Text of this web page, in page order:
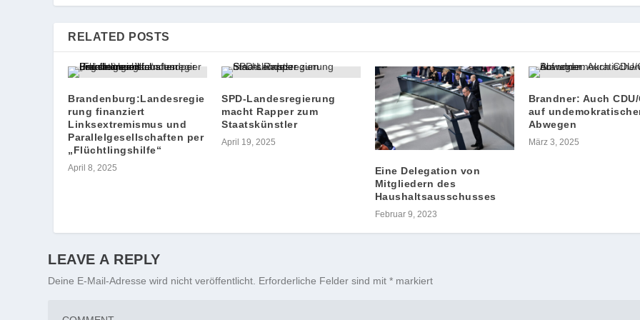
RELATED POSTS
Brandenburg:Landesregie
rung finanziert
Linksextremismus und
Parallelgesellschaften per
„Flüchtlingshilfe“
April 8, 2025
SPD-Landesregierung
macht Rapper zum
Staatskünstler
April 19, 2025
Eine Delegation von
Mitgliedern des
Haushaltsausschusses
Februar 9, 2023
Brandner: Auch CDU/
auf
Abwegen
März 3, 2025
LEAVE A REPLY
Deine E-Mail-Adresse wird nicht veröffentlicht. Erforderliche Felder sind mit* markiert